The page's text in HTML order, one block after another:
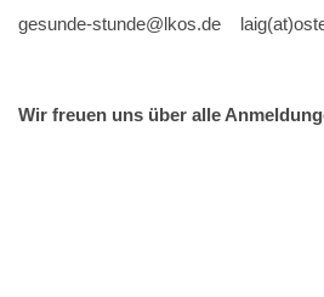
gesunde-stunde@lkos.de
Wir freuen uns über alle